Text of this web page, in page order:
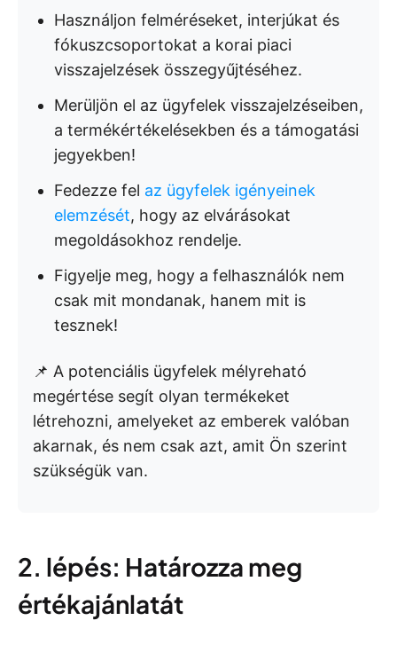
Használjon felméréseket, interjúkat és
fókuszcsoportokat a korai piaci
visszajelzések összegyűjtéséhez.
Merüljön el az ügyfelek visszajelzéseiben,
a termékértékelésekben és a támogatási
jegyekben!
Fedezze fel az ügyfelek igényeinek
elemzését, hogy az elvárásokat
megoldásokhoz rendelje.
Figyelje meg, hogy a felhasználók nem
csak mit mondanak, hanem mit is
tesznek!
📌 A potenciális ügyfelek mélyreható
megértése segít olyan termékeket
létrehozni, amelyeket az emberek valóban
akarnak, és nem csak azt, amit Ön szerint
szükségük van.
2. lépés: Határozza meg
értékajánlatát